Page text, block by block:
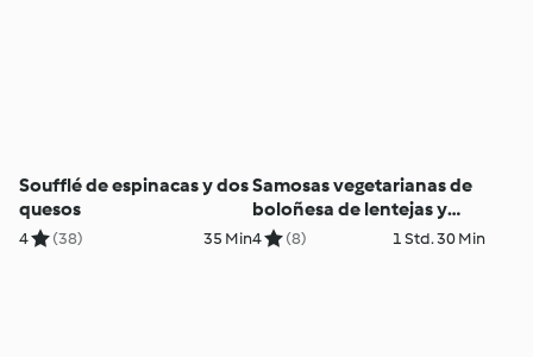
Soufflé de espinacas y dos
quesos
4 (38) 35 Min
Samosas vegetarianas de
boloñesa de lentejas y
berenjena
4 (8) 1 Std. 30 Min